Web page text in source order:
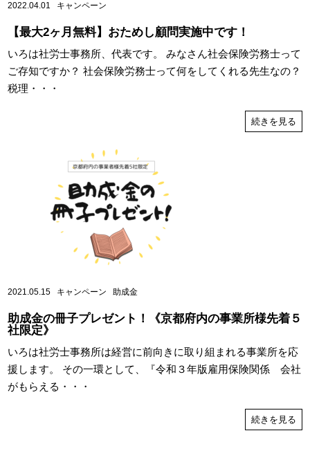
2022.04.01 キャンペーン
【最大2ヶ月無料】おためし顧問実施中です！
いろは社労士事務所、代表です。 みなさん社会保険労務士って
ご存知ですか？ 社会保険労務士って何をしてくれる先生なの？
税理・・・
続きを見る
2021.05.15 キャンペーン 助成金
助成金の冊子プレゼント！《京都府内の事業所様先着５
社限定》
いろは社労士事務所は経営に前向きに取り組まれる事業所を応
援します。 その一環として、『令和３年版雇用保険関係 会社
がもらえる・・・
続きを見る